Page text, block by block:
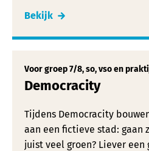
Bekijk
Voor groep 7/8, so, vso en
Democracity
Tijdens Democracity
aan een fictieve stad: gaan
juist veel groen? Liever